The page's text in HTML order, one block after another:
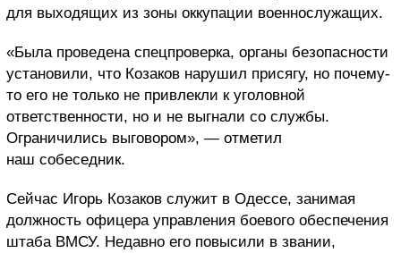
для выходящих из зоны оккупации военнослужащих.
«Была проведена спецпроверка, органы безопасности
установили, что Козаков нарушил присягу, но почему-
то его не только не привлекли к уголовной
ответственности, но и не выгнали со службы.
Ограничились выговором», — отметил
наш собеседник.
Сейчас Игорь Козаков служит в Одессе, занимая
должность офицера управления боевого обеспечения
штаба ВМСУ. Недавно его повысили в звании,